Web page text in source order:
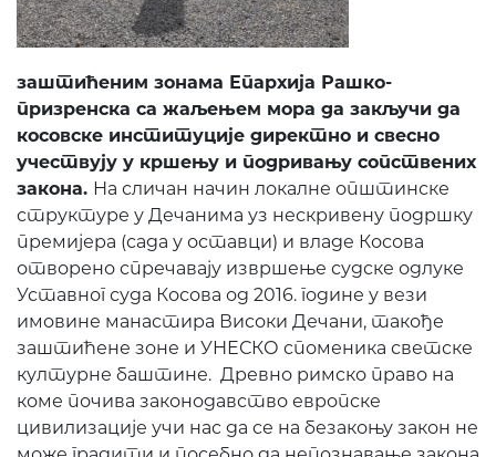
заштићеним зонама Епархија Рашко-
призренска са жаљењем мора да закључи да
косовске институције директно и свесно
учествују у кршењу и подривању сопствених
закона. На сличан начин локалне општинске
структуре у Дечанима уз нескривену подршку
премијера (сада у оставци) и владе Косова
отворено спречавају извршење судске одлуке
Уставног суда Косова од 2016. године у вези
имовине манастира Високи Дечани, такође
заштићене зоне и УНЕСКО споменика светске
културне баштине. Древно римско право на
коме почива законодавство европске
цивилизације учи нас да се на безакоњу закон не